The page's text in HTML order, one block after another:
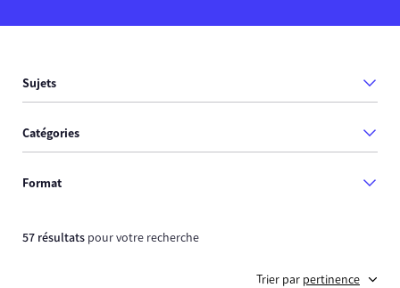
Sujets
Catégories
Format
57 résultats pour votre recherche
Trier par pertinence